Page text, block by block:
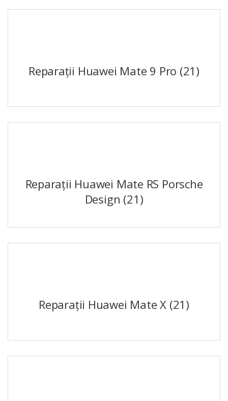
Reparații Huawei Mate 9 Pro (21)
Reparații Huawei Mate RS Porsche
Design (21)
Reparații Huawei Mate X (21)